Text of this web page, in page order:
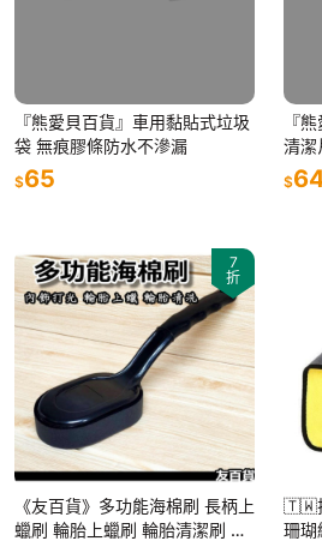
『熊愛貝百貨』車用黏貼式垃圾
袋 無痕膠條防水不滲漏
$65
『
清潔
$
7
折
《友百貨》多功能海棉刷 長柄上
蠟刷 輪胎上蠟刷 輪胎清潔刷 輪
🇹🇼
珊瑚